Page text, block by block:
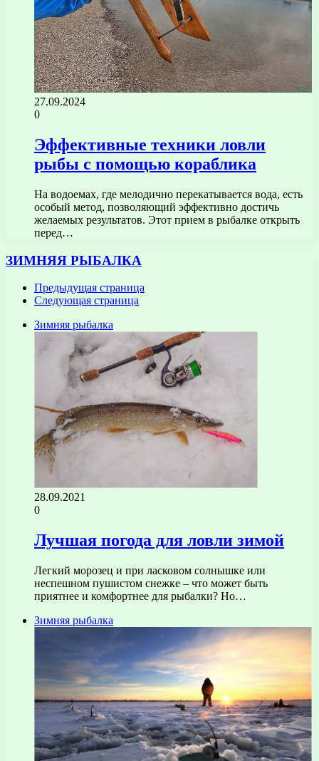
27.09.2024
0
Эффективные техники ловли
рыбы с помощью кораблика
На водоемах, где мелодично перекатывается вода, есть
особый метод, позволяющий эффективно достичь
желаемых результатов. Этот прием в рыбалке открыть
перед…
ЗИМНЯЯ РЫБАЛКА
Предыдущая страница
Следующая страница
Зимняя рыбалка
28.09.2021
0
Лучшая погода для ловли зимой
Легкий морозец и при ласковом солнышке или
неспешном пушистом снежке – что может быть
приятнее и комфортнее для рыбалки? Но…
Зимняя рыбалка